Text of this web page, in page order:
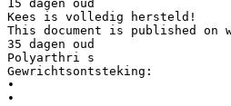
15 dagen oud
Kees is volledig hersteld!
This document is published on
35 dagen oud
Polyarthri s
Gewrichtsontsteking:
•
•